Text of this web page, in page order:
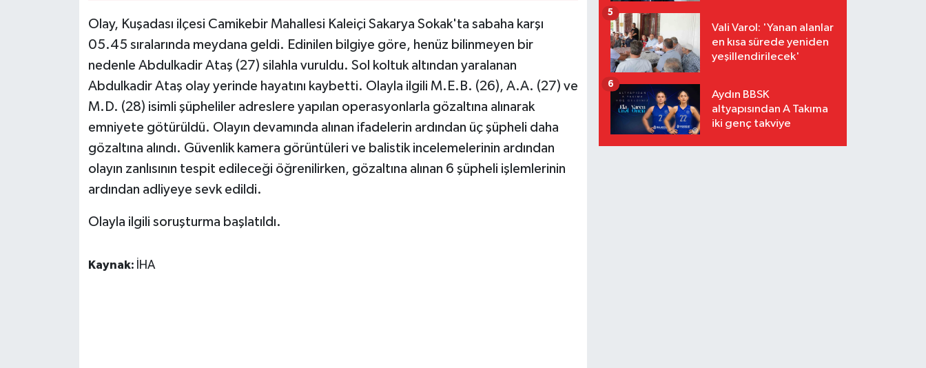
Olay, Kuşadası ilçesi Camikebir Mahallesi Kaleiçi Sakarya Sokak'ta sabaha karşı
05.45 sıralarında meydana geldi. Edinilen bilgiye göre, henüz bilinmeyen bir
nedenle Abdulkadir Ataş (27) silahla vuruldu. Sol koltuk altından yaralanan
Abdulkadir Ataş olay yerinde hayatını kaybetti. Olayla ilgili M.E.B. (26), A.A. (27) ve
M.D. (28) isimli şüpheliler adreslere yapılan operasyonlarla gözaltına alınarak
emniyete götürüldü. Olayın devamında alınan ifadelerin ardından üç şüpheli daha
gözaltına alındı. Güvenlik kamera görüntüleri ve balistik incelemelerinin ardından
olayın zanlısının tespit edileceği öğrenilirken, gözaltına alınan 6 şüpheli işlemlerinin
ardından adliyeye sevk edildi.
Olayla ilgili soruşturma başlatıldı.
Kaynak: İHA
Vali Varol: 'Yanan alanlar
en kısa sürede yeniden
yeşillendirilecek'
5
Aydın BBSK
altyapısından A Takıma
iki genç takviye
6